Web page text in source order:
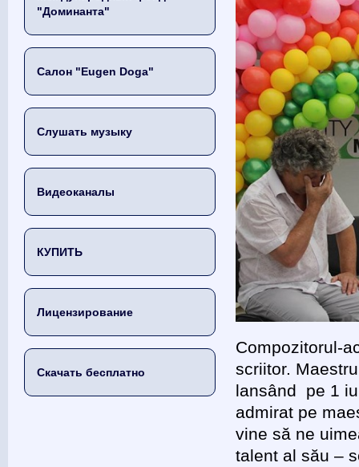
"Доминанта"
Салон "Eugen Doga"
Слушать музыку
Видеоканалы
КУПИТЬ
Лицензирование
Скачать бесплатно
Compozitorul-
scriitor.
lansând pe 1
admirat pe
vine să ne
talent al său –